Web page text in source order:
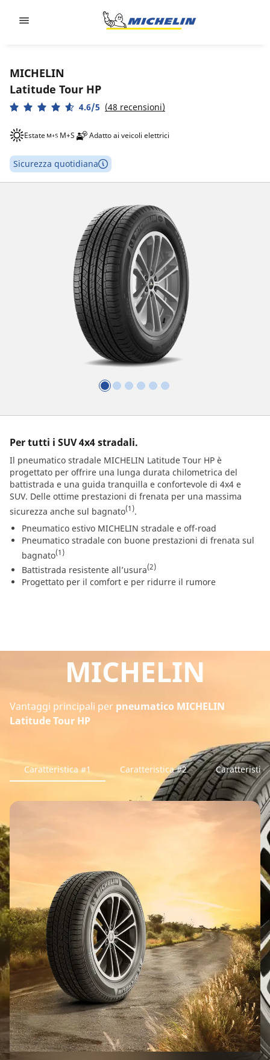
MICHELIN
Latitude Tour HP
4.6/5 (48 recensioni)
Estate M+S Adatto ai veicoli elettrici
Sicurezza quotidiana
Per tutti i SUV 4x4 stradali.
Il pneumatico stradale MICHELIN Latitude Tour HP è
progettato per offrire una lunga durata chilometrica del
battistrada e una guida tranquilla e confortevole di 4x4 e
SUV. Delle ottime prestazioni di frenata per una massima
sicurezza anche sul bagnato(1).
Pneumatico estivo MICHELIN stradale e off-road
Pneumatico stradale con buone prestazioni di frenata sul
bagnato(1)
Battistrada resistente all’usura(2)
Progettato per il comfort e per ridurre il rumore
MICHELIN
Vantaggi principali per pneumatico MICHELIN
Latitude Tour HP
Caratteristica #1 Caratteristica #2